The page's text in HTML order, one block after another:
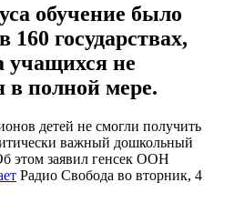
обучение было
160 государствах,
учащихся не
в полной мере.
детей не смогли получить
важный дошкольный
этом заявил генсек ООН
Радио Свобода во вторник, 4